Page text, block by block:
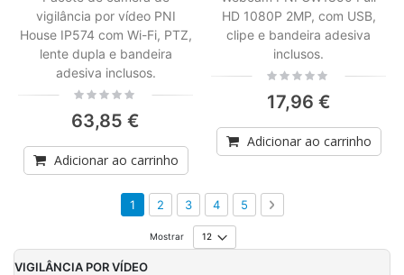
vigilância por vídeo PNI
House IP574 com Wi-Fi, PTZ,
lente dupla e bandeira
adesiva inclusos.
Rating:
63,85 €
Adicionar ao carrinho
HD 1080P 2MP, com USB,
clipe e bandeira adesiva
inclusos.
Rating:
17,96 €
Adicionar ao carrinho
Página
Está de momento a ler a página
1 Página
2 Página
3 Página
4 Página
5 Página
Seguinte
Mostrar
VIGILÂNCIA POR VÍDEO